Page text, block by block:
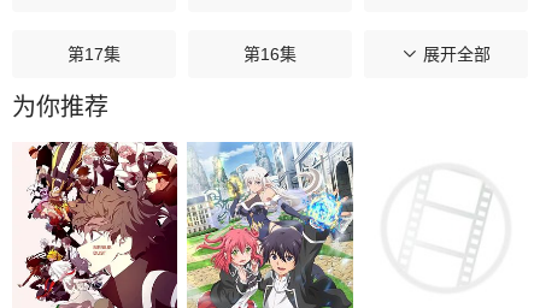
第17集 第16集 第15集
第14集
第11集 第10集
第08集 第07集 第06集
展开全部
为你推荐